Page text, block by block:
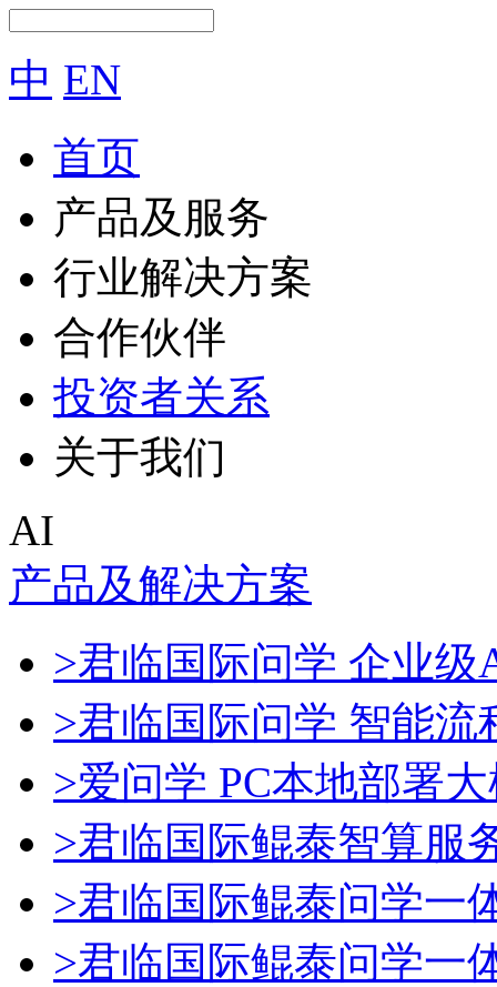
中 EN
首页
产品及服务
行业解决方案
合作伙伴
投资者关系
关于我们
AI
产品及解决方案
>君临国际问学 企业级
>君临国际问学 智能流
>爱问学 PC本地部署
>君临国际鲲泰智算服
>君临国际鲲泰问学一
>君临国际鲲泰问学一